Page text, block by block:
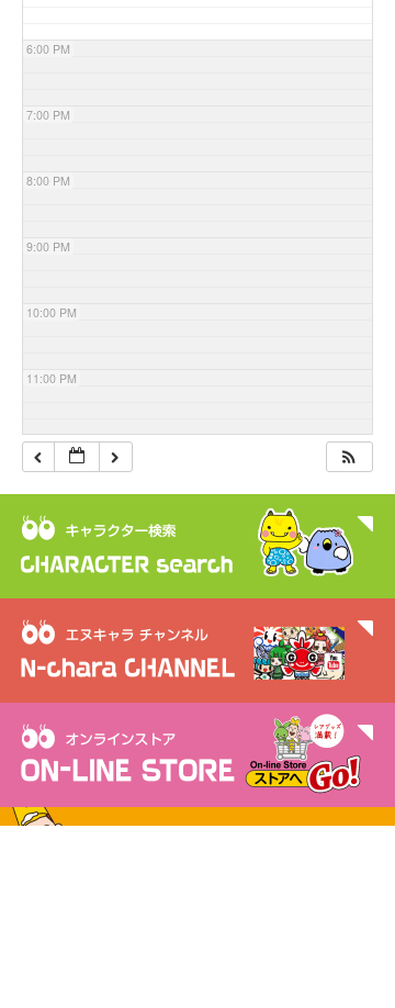
6:00 PM
7:00 PM
8:00 PM
9:00 PM
10:00 PM
11:00 PM